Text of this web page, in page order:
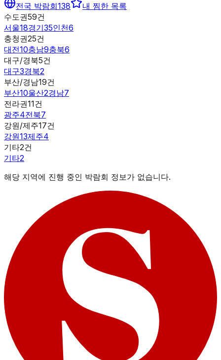
전국 박람회138
내 찜한 목록
수도권59건
서울18경기35인천6
충청권25건
대전10충남9충북6
대구/경북5건
대구3경북2
부산/경남19건
부산10울산2경남7
전라권11건
광주4전북7
강원/제주17건
강원13제주4
기타2건
기타2
해당 지역에 진행 중인 박람회 정보가 없습니다.